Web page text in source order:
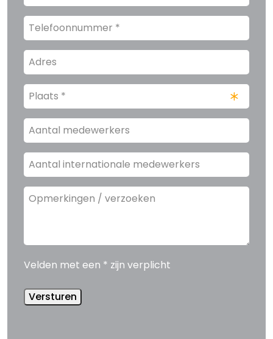
adres
Telefoonnummer
Adres
Plaats
*
(Vereist)
Aantal
medewerkers
Aantal
internationale
medewerkers
Opmerkingen
Velden met een * zijn verplicht
Versturen